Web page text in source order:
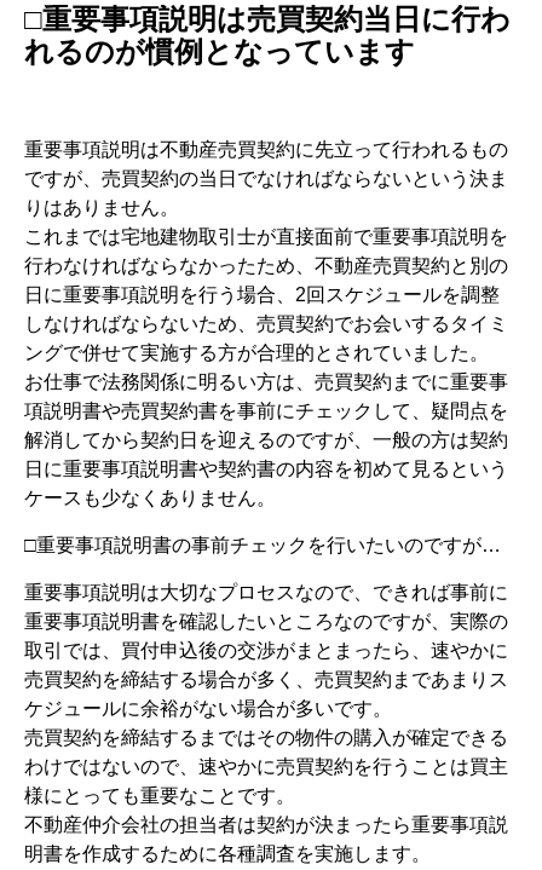
□重要事項説明は売買契約当日に行わ
れるのが慣例となっています
重要事項説明は不動産売買契約に先立って行われるもの
ですが、売買契約の当日でなければならないという決ま
りはありません。
これまでは宅地建物取引士が直接面前で重要事項説明を
行わなければならなかったため、不動産売買契約と別の
日に重要事項説明を行う場合、2回スケジュールを調整
しなければならないため、売買契約でお会いするタイミ
ングで併せて実施する方が合理的とされていました。
お仕事で法務関係に明るい方は、売買契約までに重要事
項説明書や売買契約書を事前にチェックして、疑問点を
解消してから契約日を迎えるのですが、一般の方は契約
日に重要事項説明書や契約書の内容を初めて見るという
ケースも少なくありません。
□重要事項説明書の事前チェックを行いたいのですが…
重要事項説明は大切なプロセスなので、できれば事前に
重要事項説明書を確認したいところなのですが、実際の
取引では、買付申込後の交渉がまとまったら、速やかに
売買契約を締結する場合が多く、売買契約まであまりス
ケジュールに余裕がない場合が多いです。
売買契約を締結するまではその物件の購入が確定できる
わけではないので、速やかに売買契約を行うことは買主
様にとっても重要なことです。
不動産仲介会社の担当者は契約が決まったら重要事項説
明書を作成するために各種調査を実施します。